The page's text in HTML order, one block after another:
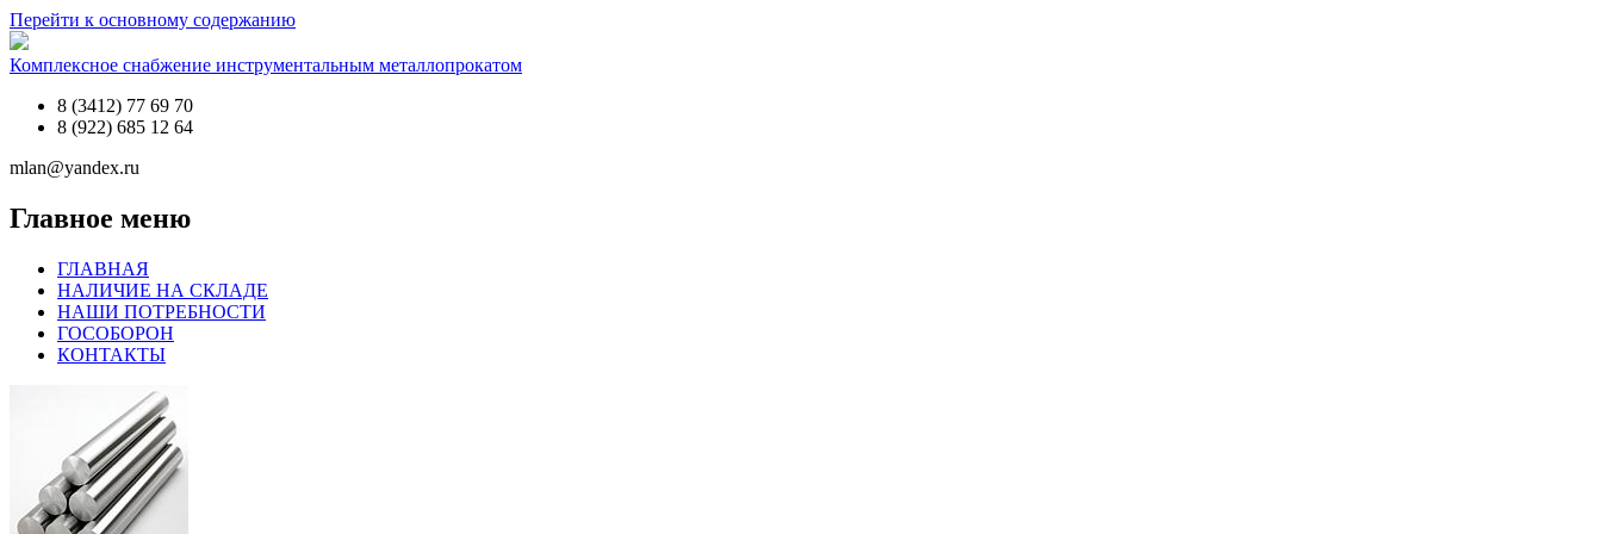
Перейти к основному содержанию
Комплексное снабжение инструментальным металлопрокатом
8 (3412) 77 69 70
8 (922) 685 12 64
mlan@yandex.ru
Главное меню
ГЛАВНАЯ
НАЛИЧИЕ НА СКЛАДЕ
НАШИ ПОТРЕБНОСТИ
ГОСОБОРОН
КОНТАКТЫ